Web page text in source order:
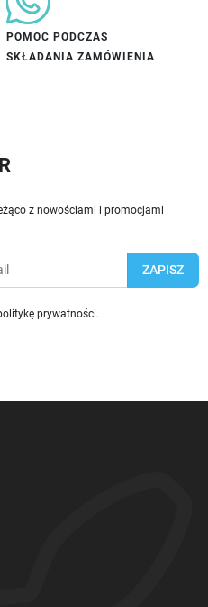
POMOC PODCZAS
SKŁADANIA ZAMÓWIENIA
z nowościami i promocjami
prywatności.